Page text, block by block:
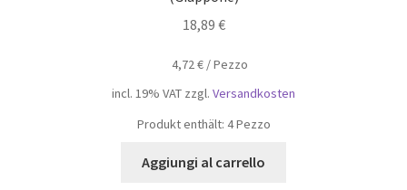
18,89 €
4,72€ /Pezzo
incl. 19% VAT zzgl. Versandkosten
Produkt enthält: 4Pezzo
Aggiungi al carrello